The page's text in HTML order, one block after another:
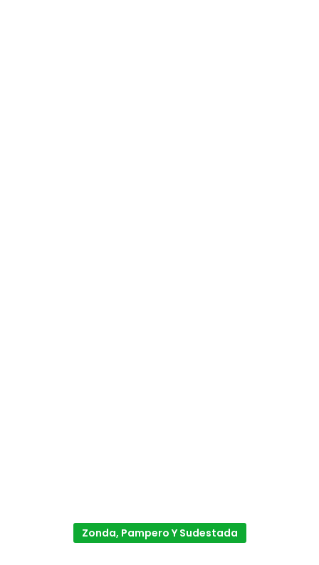
Zonda, Pampero Y Sudestada